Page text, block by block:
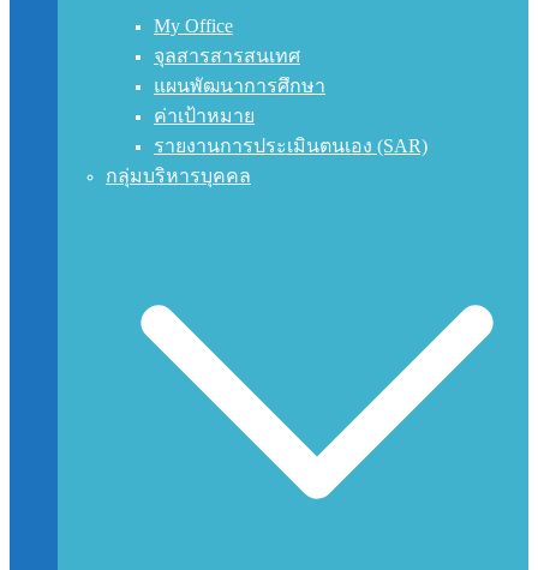
My Office
จุลสารสารสนเทศ
แผนพัฒนาการศึกษา
ค่าเป้าหมาย
รายงานการประเมินตนเอง (SAR)
กลุ่มบริหารบุคคล